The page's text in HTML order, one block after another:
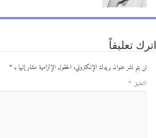
اترك تعليقاً
لن يتم نشر عنوان بريدك الإلكتروني. الحقول الإلزامية مشار إليها بـ*
التعليق *